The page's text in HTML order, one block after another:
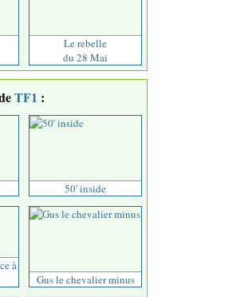
Le rebelle
du 28 Mai
TF1 :
50' inside
à
Gus le chevalier minus